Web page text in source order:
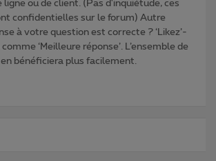
ou de client. (Pas d'inquiétude, ces
confidentielles sur le forum) Autre
à votre question est correcte ? ‘Likez’-
‘Meilleure réponse’. L’ensemble de
bénéficiera plus facilement.